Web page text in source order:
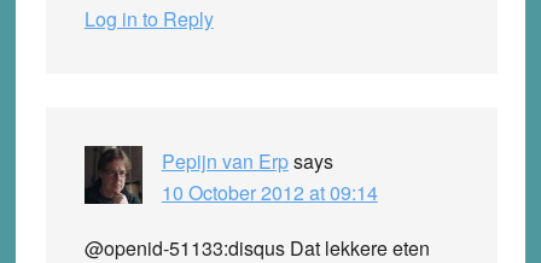
Log in to Reply
Pepijn van Erpsays
10 October 2012 at 09:14
@openid-51133:disqus Dat lekkere eten